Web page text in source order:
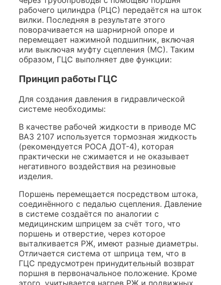
рабочего цилиндра (РЦС) передаётся на шток
вилки. Последняя в результате этого
поворачивается на шарнирной опоре и
перемещает нажимной подшипник, включая
или выключая муфту сцепления (МС). Таким
образом, ГЦС выполняет две функции:
Принцип работы ГЦС
Для создания давления в гидравлической
системе необходимы:
В качестве рабочей жидкости в приводе МС
ВАЗ 2107 используется тормозная жидкость
(рекомендуется РОСА ДОТ-4), которая
практически не сжимается и не оказывает
негативного воздействия на резиновые
изделия.
Поршень перемещается посредством штока,
соединённого с педалью сцепления. Давление
в системе создаётся по аналогии с
медицинским шприцем за счёт того, что
поршень и отверстие, через которое
выталкивается РЖ, имеют разные диаметры.
Отличается система от шприца тем, что в
ГЦС предусмотрен принудительный возврат
поршня в первоначальное положение. Кроме